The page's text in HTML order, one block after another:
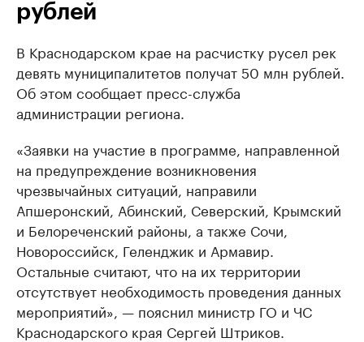
рублей
В Краснодарском крае на расчистку русел рек
девять муниципалитетов получат 50 млн рублей.
Об этом сообщает пресс-служба
администрации региона.
«Заявки на участие в программе, направленной
на предупреждение возникновения
чрезвычайных ситуаций, направили
Апшеронский, Абинский, Северский, Крымский
и Белореченский районы, а также Сочи,
Новороссийск, Геленджик и Армавир.
Остальные считают, что на их территории
отсутствует необходимость проведения данных
мероприятий», — пояснил министр ГО и ЧС
Краснодарского края Сергей Штриков.